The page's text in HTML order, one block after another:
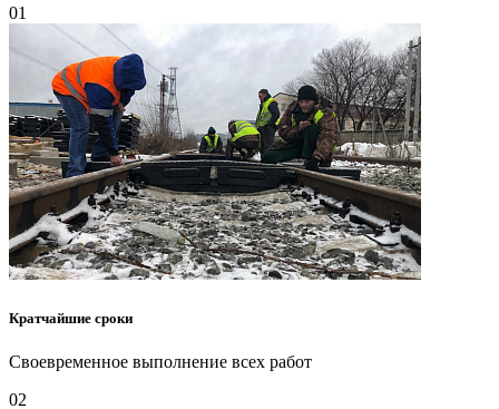
01
Кратчайшие сроки
Своевременное выполнение всех работ
02